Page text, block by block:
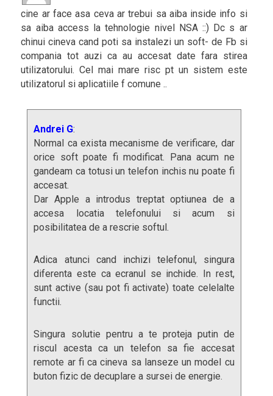
cine ar face asa ceva ar trebui sa aiba inside info si
sa aiba access la tehnologie nivel NSA ::) Dc s ar
chinui cineva cand poti sa instalezi un soft- de Fb si
compania tot auzi ca au accesat date fara stirea
utilizatorului. Cel mai mare risc pt un sistem este
utilizatorul si aplicatiile f comune ..
Andrei G:
Normal ca exista mecanisme de verificare, dar
orice soft poate fi modificat. Pana acum ne
gandeam ca totusi un telefon inchis nu poate fi
accesat.
Dar Apple a introdus treptat optiunea de a
accesa locatia telefonului si acum si
posibilitatea de a rescrie softul.
Adica atunci cand inchizi telefonul, singura
diferenta este ca ecranul se inchide. In rest,
sunt active (sau pot fi activate) toate celelalte
functii.
Singura solutie pentru a te proteja putin de
riscul acesta ca un telefon sa fie accesat
remote ar fi ca cineva sa lanseze un model cu
buton fizic de decuplare a sursei de energie.